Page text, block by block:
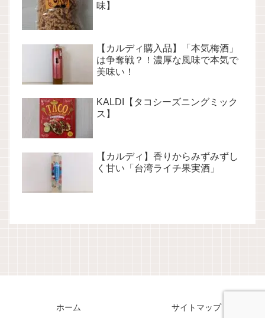
味】
【カルディ購入品】「本気梅酒」
は争奪戦？！濃厚な風味で本気で
美味い！
KALDI【タコシーズニングミック
ス】
【カルディ】香りからみずみずし
く甘い「台湾ライチ果実酒」
ホーム サイトマップ